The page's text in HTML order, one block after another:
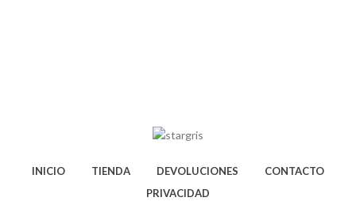
INICIO TIENDA DEVOLUCIONES
CONTACTO
PRIVACIDAD